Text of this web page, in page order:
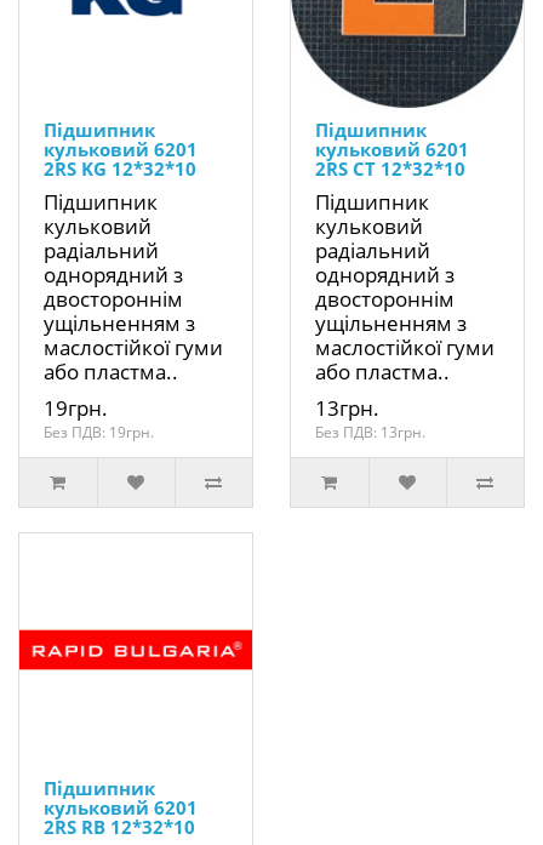
Підшипник
кульковий 6201
2RS KG 12*32*10
Підшипник
кульковий
радіальний
однорядний з
двостороннім
ущільненням з
маслостійкої гуми
або пластма..
19грн.
Без ПДВ: 19грн.
Підшипник
кульковий 6201
2RS CT 12*32*10
Підшипник
кульковий
радіальний
однорядний з
двостороннім
ущільненням з
маслостійкої гуми
або пластма..
13грн.
Без ПДВ: 13грн.
Підшипник
кульковий 6201
2RS RB 12*32*10